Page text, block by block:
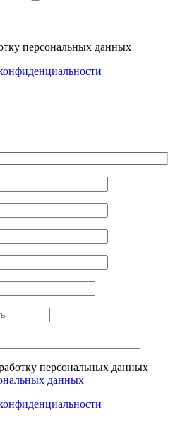
персональных данных
персональных данных
данных